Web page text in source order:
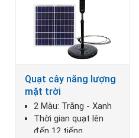
Quạt cây năng lượng
mặt trời
2 Màu: Trắng - Xanh
Thời gian quạt lên
đến 12 tiếng